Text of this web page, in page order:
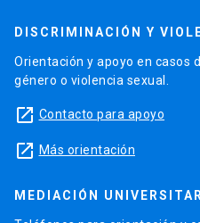
DISCRIMINACIÓN Y
Orientación y apoyo en casos
género o violencia sexual.
launch Contacto para apoyo
launch Más orientación
MEDIACIÓN